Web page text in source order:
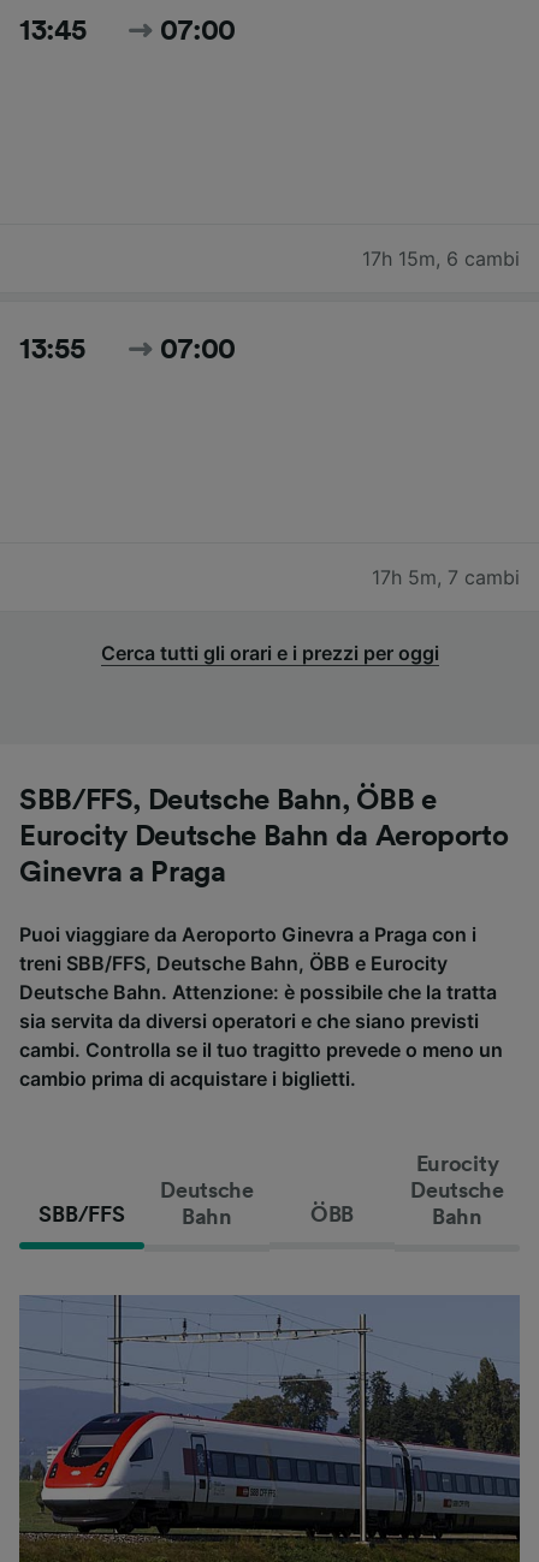
13:45 07:00
17h 15m, 6 cambi
13:55 07:00
17h 5m, 7 cambi
Cerca tutti gli orari e i prezzi per oggi
SBB/FFS, Deutsche Bahn, ÖBB e
Eurocity Deutsche Bahn da Aeroporto
Ginevra a Praga
Puoi viaggiare da Aeroporto Ginevra a Praga con i
treni SBB/FFS, Deutsche Bahn, ÖBB e Eurocity
Deutsche Bahn. Attenzione: è possibile che la tratta
sia servita da diversi operatori e che siano previsti
cambi. Controlla se il tuo tragitto prevede o meno un
cambio prima di acquistare i biglietti.
SBB/FFS
Deutsche
Bahn
ÖBB
Eurocity
Deutsche
Bahn